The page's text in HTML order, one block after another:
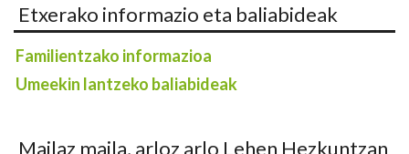
Etxerako informazio eta baliabideak
Familientzako informazioa
Umeekin lantzeko baliabideak
Mailaz maila, arloz arlo Lehen Hezkuntzan